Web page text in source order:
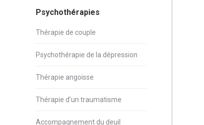
Psychothérapies
Thérapie de couple
Psychothérapie de la dépression
Thérapie angoisse
Thérapie d’un traumatisme
Accompagnement du deuil